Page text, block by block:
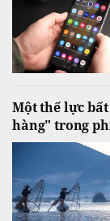
Một thế lực
hàng" trong